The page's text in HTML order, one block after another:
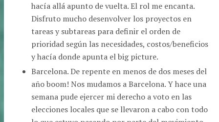
hacía allá apunto de vuelta. El rol me encanta.
Disfruto mucho desenvolver los proyectos en
tareas y subtareas para definir el orden de
prioridad según las necesidades, costos/beneficios
y hacía donde apunta el big picture.
Barcelona. De repente en menos de dos meses del
año boom! Nos mudamos a Barcelona. Y hace una
semana pude ejercer mi derecho a voto en las
elecciones locales que se llevaron a cabo con todo